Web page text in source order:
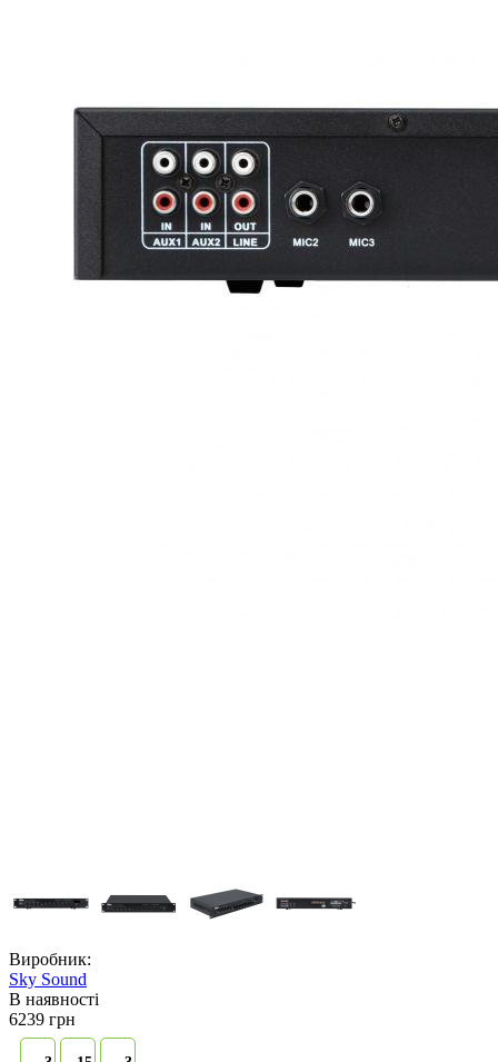
Виробник:
Sky Sound
В наявностi
6239 грн